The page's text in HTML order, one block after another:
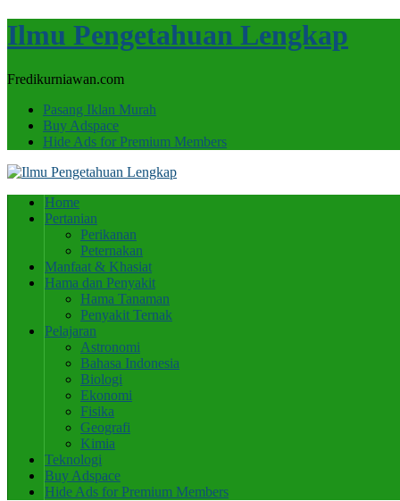
Ilmu Pengetahuan Lengkap
Fredikurniawan.com
Pasang Iklan Murah
Buy Adspace
Hide Ads for Premium Members
Home
Pertanian
Perikanan
Peternakan
Manfaat & Khasiat
Hama dan Penyakit
Hama Tanaman
Penyakit Ternak
Pelajaran
Astronomi
Bahasa Indonesia
Biologi
Ekonomi
Fisika
Geografi
Kimia
Teknologi
Buy Adspace
Hide Ads for Premium Members